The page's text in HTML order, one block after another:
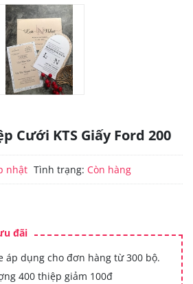
Cưới KTS Giấy Ford 200
nhật Tình trạng: Còn hàng
đãi
áp dụng cho đơn hàng từ 300 bộ.
400 thiệp giảm 100đ